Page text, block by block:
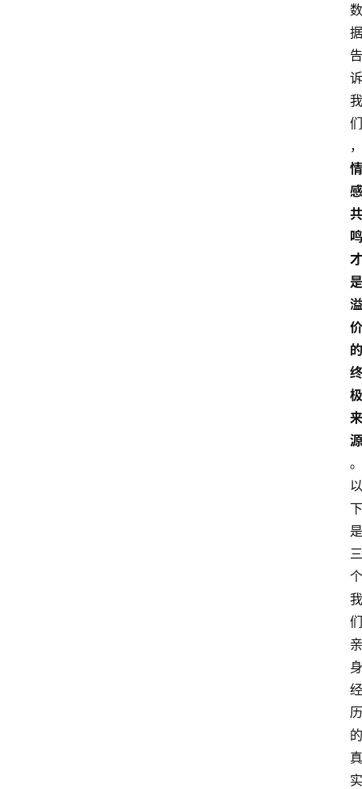
数
据
告
诉
我
们
，
情
感
共
鸣
才
是
溢
价
的
终
极
来
源
。
以
下
是
三
个
我
们
亲
身
经
历
的
真
实